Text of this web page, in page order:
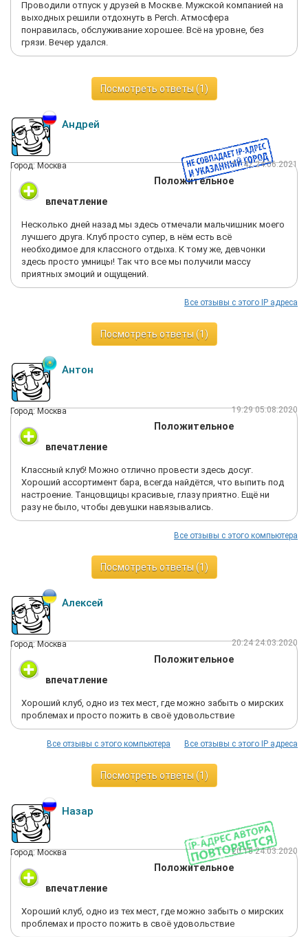
Проводили отпуск у друзей в Москве. Мужской компанией на
выходных решили отдохнуть в Perch. Атмосфера
понравилась, обслуживание хорошее. Всё на уровне, без
грязи. Вечер удался.
Посмотреть ответы (1)
Андрей
Город: Москва 11:42 24.06.2021
Положительное
впечатление
Несколько дней назад мы здесь отмечали мальчишник моего
лучшего друга. Клуб просто супер, в нём есть всё
необходимое для классного отдыха. К тому же, девчонки
здесь просто умницы! Так что все мы получили массу
приятных эмоций и ощущений.
Все отзывы с этого IP адреса
Посмотреть ответы (1)
Антон
Город: Москва 19:29 05.08.2020
Положительное
впечатление
Классный клуб! Можно отлично провести здесь досуг.
Хороший ассортимент бара, всегда найдётся, что выпить под
настроение. Танцовщицы красивые, глазу приятно. Ещё ни
разу не было, чтобы девушки навязывались.
Все отзывы с этого компьютера
Посмотреть ответы (1)
Алексей
Город: Москва 20:24 24.03.2020
Положительное
впечатление
Хороший клуб, одно из тех мест, где можно забыть о мирских
проблемах и просто пожить в своё удовольствие
Все отзывы с этого IP адреса
Все отзывы с этого компьютера
Посмотреть ответы (1)
Назар
Город: Москва 20:18 24.03.2020
Положительное
впечатление
Хороший клуб, одно из тех мест, где можно забыть о мирских
проблемах и просто пожить в своё удовольствие